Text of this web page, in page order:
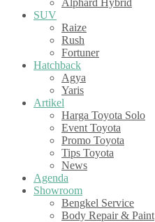
Alphard Hybrid
SUV
Raize
Rush
Fortuner
Hatchback
Agya
Yaris
Artikel
Harga Toyota Solo
Event Toyota
Promo Toyota
Tips Toyota
News
Agenda
Showroom
Bengkel Service
Body Repair & Paint